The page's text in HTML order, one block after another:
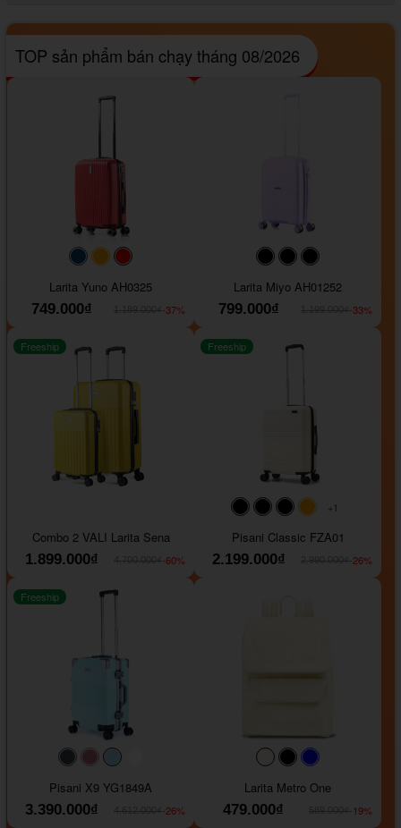
TOP sản phẩm bán chạy tháng 08/2026
#093f69#ffa500
Larita Yuno AH0325
749.000₫
-37%
#000000#000000
Larita Miyo AH01252
799.000₫
-33%
Freeship
Combo 2 VALI Larita Sena
1.899.000₫
-60%
#000000#000000#000000
+1
Freeship
Pisani Classic FZA01
2.199.000₫
-26%
#40454a#b76e79
Freeship
Pisani X9 YG1849A
3.390.000₫
-26%
#faf0e6#000000
Larita Metro One
479.000₫
-19%